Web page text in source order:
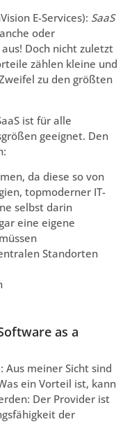
E-Services): SaaS
oder
Doch nicht zuletzt
zählen kleine und
zu den größten
ist für alle
geeignet. Den
da diese so von
topmoderner IT-
selbst darin
eine eigene
Standorten
as a
Aus meiner Sicht sind
ein Vorteil ist, kann
Der Provider ist
der